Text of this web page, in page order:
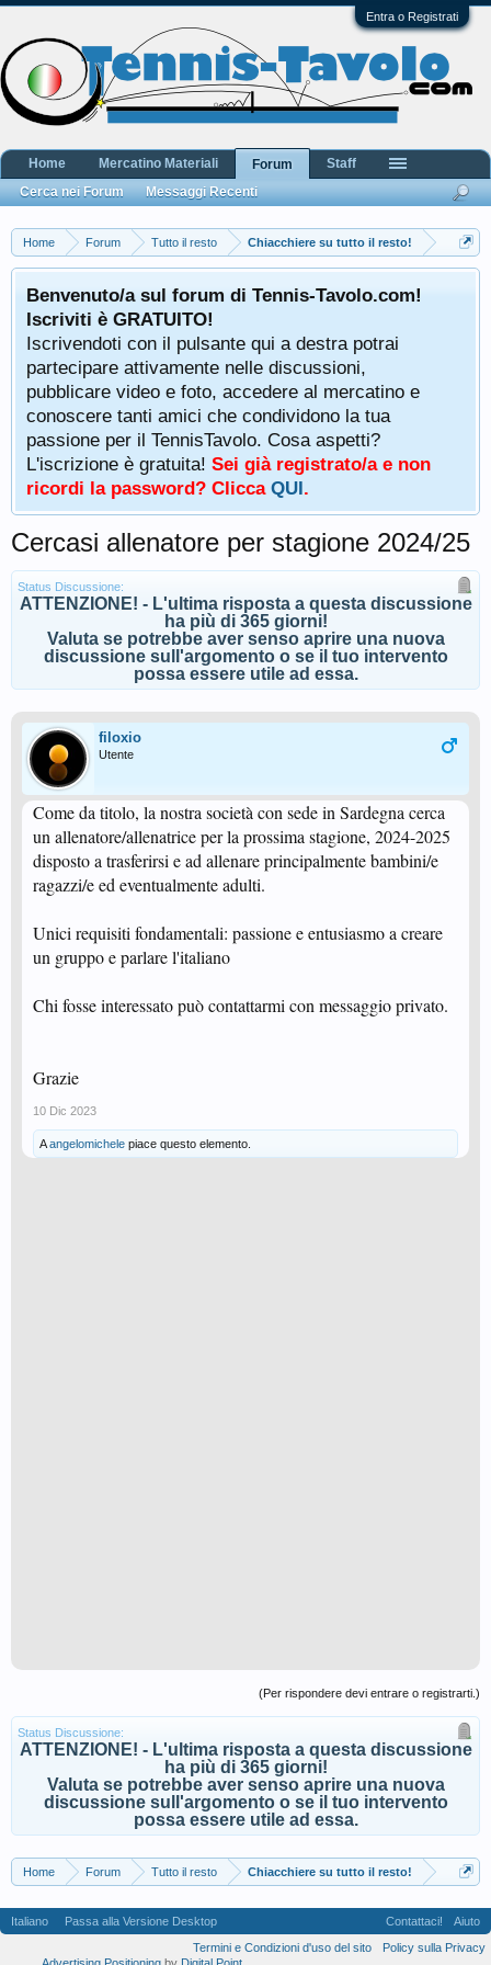
Entra o Registrati
Home Forum Tutto il resto Chiacchiere su tutto il resto!
Benvenuto/a sul forum di Tennis-Tavolo.com!
Iscriviti è GRATUITO!
Iscrivendoti con il pulsante qui a destra potrai
partecipare attivamente nelle discussioni,
pubblicare video e foto, accedere al mercatino e
conoscere tanti amici che condividono la tua
passione per il TennisTavolo. Cosa aspetti?
L'iscrizione è gratuita! Sei già registrato/a e non
ricordi la password? Clicca QUI.
Cercasi allenatore per stagione 2024/25
Status Discussione:
ATTENZIONE! - L'ultima risposta a questa discussione
ha più di 365 giorni!
Valuta se potrebbe aver senso aprire una nuova
discussione sull'argomento o se il tuo intervento
possa essere utile ad essa.
filoxio
Utente
Come da titolo, la nostra società con sede in Sardegna cerca
un allenatore/allenatrice per la prossima stagione, 2024-2025
disposto a trasferirsi e ad allenare principalmente bambini/e
ragazzi/e ed eventualmente adulti.
Unici requisiti fondamentali: passione e entusiasmo a creare
un gruppo e parlare l'italiano
Chi fosse interessato può contattarmi con messaggio privato.
Grazie
10 Dic 2023
Aangelomichele piace questo elemento.
(Per rispondere devi entrare o registrarti.)
Status Discussione:
ATTENZIONE! - L'ultima risposta a questa discussione
ha più di 365 giorni!
Valuta se potrebbe aver senso aprire una nuova
discussione sull'argomento o se il tuo intervento
possa essere utile ad essa.
Home Forum Tutto il resto Chiacchiere su tutto il resto!
Home Mercatino Materiali
Forum
Cerca nei Forum
Messaggi Recenti
Staff
Italiano Passa alla Versione Desktop Contattaci!
Aiuto
Termini e Condizioni d'uso del sito
Policy sulla Privacy